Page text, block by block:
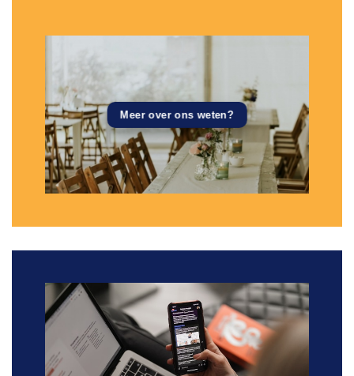
Meer over ons weten?